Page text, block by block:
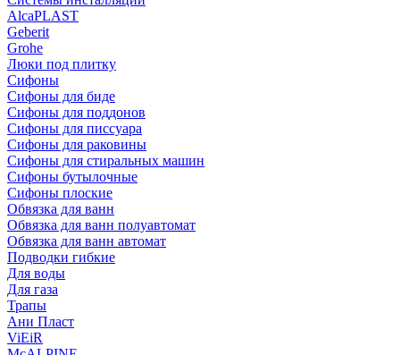
AlcaPLAST
Geberit
Grohe
Люки под плитку
Сифоны
Сифoны для биде
Сифoны для поддонов
Сифoны для писсуара
Сифоны для раковины
Сифоны для стиральных машин
Сифоны бутылочные
Сифоны плоские
Обвязка для ванн
Обвязка для ванн полуавтомат
Обвязка для ванн автомат
Подводки гибкие
Для воды
Для газа
Трапы
Ани Пласт
ViEiR